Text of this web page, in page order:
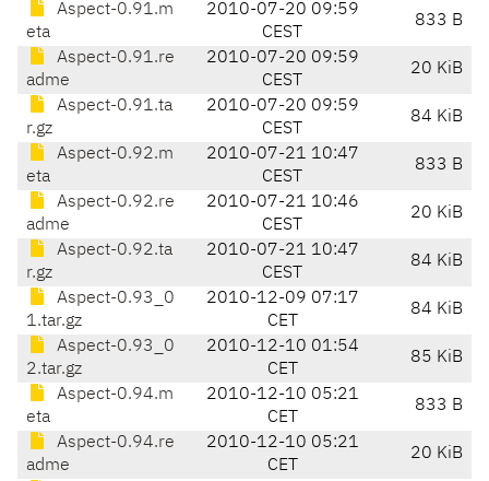
Aspect-0.91.m
eta
2010-07-20 09:59
CEST
833 B
Aspect-0.91.re
adme
2010-07-20 09:59
CEST
20 KiB
Aspect-0.91.ta
r.gz
2010-07-20 09:59
CEST
84 KiB
Aspect-0.92.m
eta
2010-07-21 10:47
CEST
833 B
Aspect-0.92.re
adme
2010-07-21 10:46
CEST
20 KiB
Aspect-0.92.ta
r.gz
2010-07-21 10:47
CEST
84 KiB
Aspect-0.93_0
1.tar.gz
2010-12-09 07:17
CET
84 KiB
Aspect-0.93_0
2.tar.gz
2010-12-10 01:54
CET
85 KiB
Aspect-0.94.m
eta
2010-12-10 05:21
CET
833 B
Aspect-0.94.re
adme
2010-12-10 05:21
CET
20 KiB